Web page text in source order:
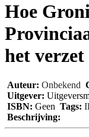
Hoe
het verzet
Auteur: Onbekend
Uitgever:
ISBN: Geen Tags:
Beschrijving: